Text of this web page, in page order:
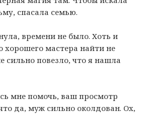
спасала семью.
времени не было. Хоть и
хорошего мастера найти не
сильно повезло, что я нашла
мне помочь, ваш просмотр
да, муж сильно околдован. Ох,